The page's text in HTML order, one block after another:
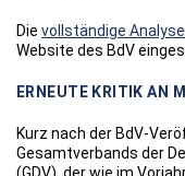
Die vollständige
Website des BdV
ERNEUTE KRITIK AN
Kurz nach der BdV-
Gesamtverbands der